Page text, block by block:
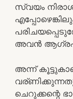
സ്വയം
അവൻ
അന്ന്
ചെറുക്കന്റെ